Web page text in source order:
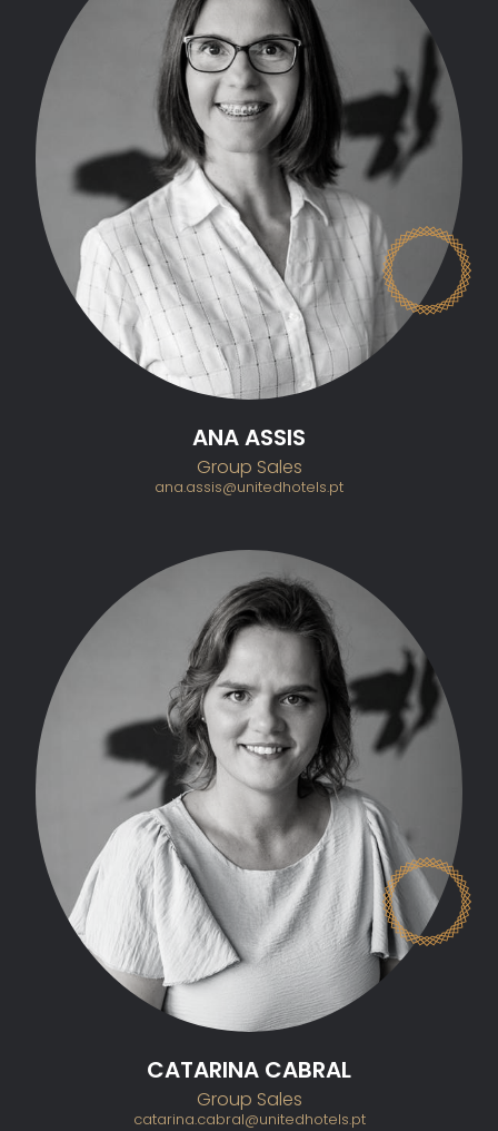
ANA ASSIS
Group Sales
ana.assis@unitedhotels.pt
CATARINA CABRAL
Group Sales
catarina.cabral@unitedhotels.pt